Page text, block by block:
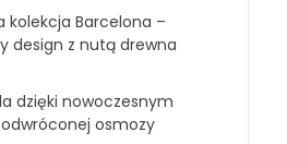
kolekcja Barcelona –
design z nutą drewna
dzięki nowoczesnym
osmozy